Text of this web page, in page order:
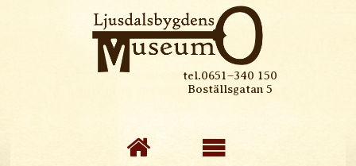
tel.0651–340 150
Boställsgatan 5